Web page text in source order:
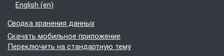
English ‎(en)‎
Сводка хранения данных
Скачать мобильное приложение
Переключить на стандартную тему